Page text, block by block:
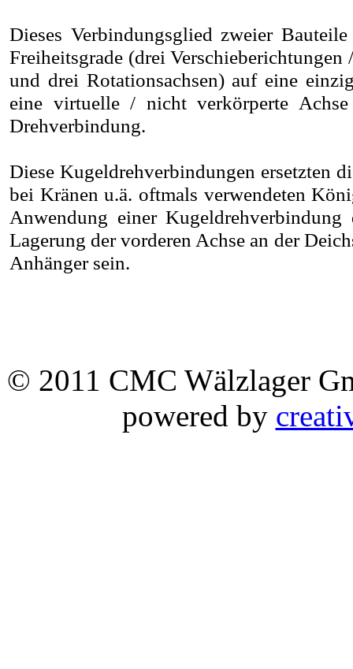
Dieses Verbindungsglied zweier
Freiheitsgrade (drei Verschieberichtungen
und drei Rotationsachsen) auf eine
eine virtuelle / nicht verkörperte
Drehverbindung.
Diese Kugeldrehverbindungen ersetzten
bei Kränen u.ä. oftmals verwendeten
Anwendung einer Kugeldrehverbindung
Lagerung der vorderen Achse an der
Anhänger sein.
© 2011 CMC Wälzlager
powered by